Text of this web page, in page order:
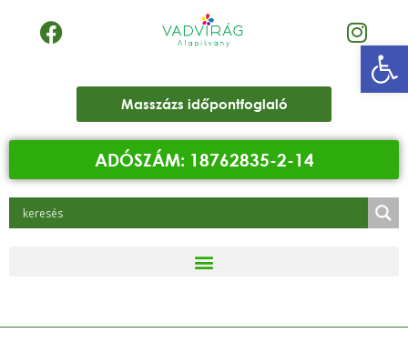
Masszázs időpontfoglaló
ADÓSZÁM: 18762835-2-14